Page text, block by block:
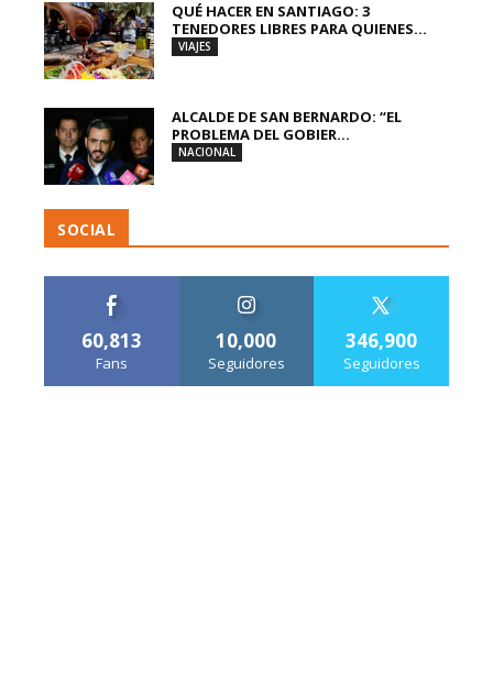
QUÉ HACER EN SANTIAGO: 3
TENEDORES LIBRES PARA QUIENES...
VIAJES
ALCALDE DE SAN BERNARDO: “EL
PROBLEMA DEL GOBIER...
NACIONAL
SOCIAL
60,813
Fans
10,000
Seguidores
346,900
Seguidores